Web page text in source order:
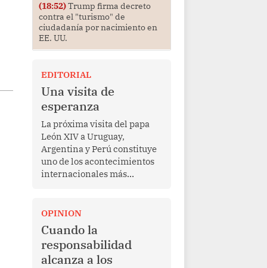
(18:52)Trump firma decreto
contra el "turismo" de
ciudadanía por nacimiento en
EE. UU.
EDITORIAL
Una visita de
esperanza
La próxima visita del papa
León XIV a Uruguay,
Argentina y Perú constituye
uno de los acontecimientos
internacionales más
Más allá de su dimensión
religiosa, esta gira
representa una oportunidad
para reafirmar el valor del
diálogo, fortalecer los
OPINION
Cuando la
responsabilidad
alcanza a los